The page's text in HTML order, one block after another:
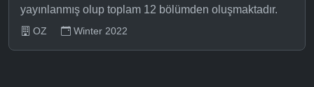
yayınlanmış olup toplam 12 bölümden oluşmaktadır.
OZ Winter 2022